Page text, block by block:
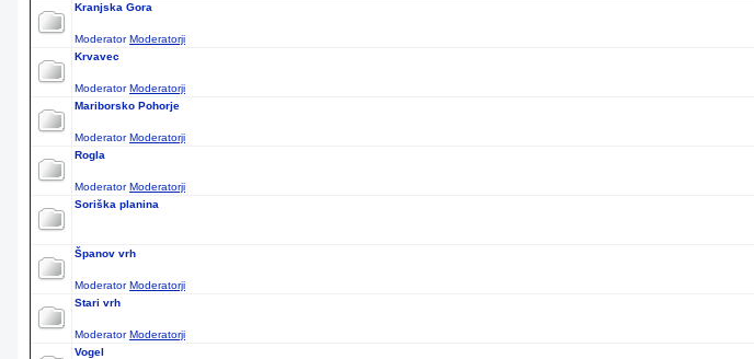
Kranjska Gora
ModeratorModeratorji
Krvavec
ModeratorModeratorji
Mariborsko Pohorje
ModeratorModeratorji
Rogla
ModeratorModeratorji
Soriška planina
Španov vrh
ModeratorModeratorji
Stari vrh
ModeratorModeratorji
Vogel